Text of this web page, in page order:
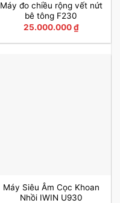
Máy đo chiều rộng vết nứt
bê tông F230
25.000.000₫
Máy Siêu Âm Cọc Khoan
Nhồi IWIN U930